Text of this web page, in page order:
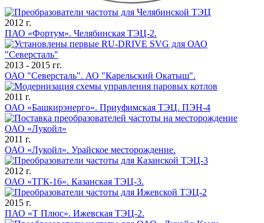
2012 г.
ПАО «Фортум». Челябинская ТЭЦ-2.
2013 - 2015 гг.
ОАО "Северсталь". АО "Карельский Окатыш".
2011 г.
ОАО «Башкирэнерго». Приуфимская ТЭЦ. ПЭН-4
2011 г.
ОАО «Лукойл». Урайское месторождение.
2012 г.
ОАО «ТГК-16». Казанская ТЭЦ-3.
2015 г.
ПАО «Т Плюс». Ижевская ТЭЦ-2.